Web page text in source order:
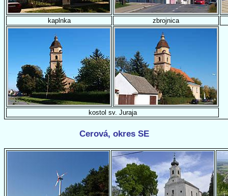
kaplnka zbrojnica
kostol sv. Juraja
Cerová, okres SE